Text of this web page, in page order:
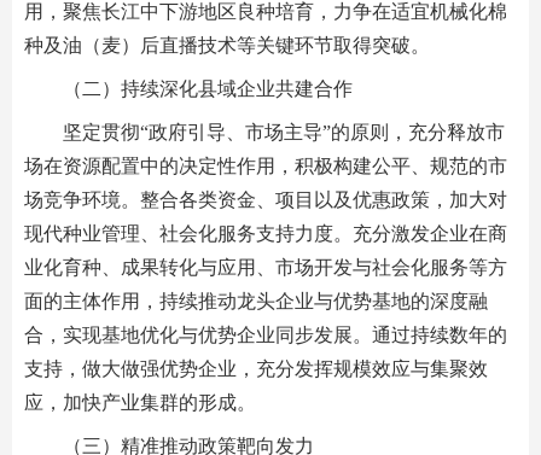
用，聚焦长江中下游地区良种培育，力争在适宜机械化棉
种及油（麦）后直播技术等关键环节取得突破。
（二）持续深化县域企业共建合作
坚定贯彻“政府引导、市场主导”的原则，充分释放市
场在资源配置中的决定性作用，积极构建公平、规范的市
场竞争环境。整合各类资金、项目以及优惠政策，加大对
现代种业管理、社会化服务支持力度。充分激发企业在商
业化育种、成果转化与应用、市场开发与社会化服务等方
面的主体作用，持续推动龙头企业与优势基地的深度融
合，实现基地优化与优势企业同步发展。通过持续数年的
支持，做大做强优势企业，充分发挥规模效应与集聚效
应，加快产业集群的形成。
（三）精准推动政策靶向发力